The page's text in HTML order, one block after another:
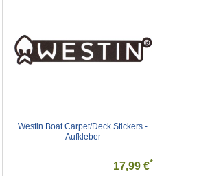
Westin Boat Carpet/Deck Stickers -
Aufkleber
17,99 €*